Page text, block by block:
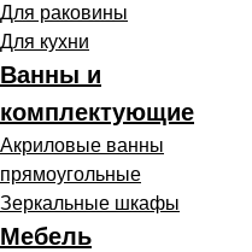
Для раковины
Для кухни
Ванны и
комплектующие
Акриловые ванны
прямоугольные
Зеркальные шкафы
Мебель